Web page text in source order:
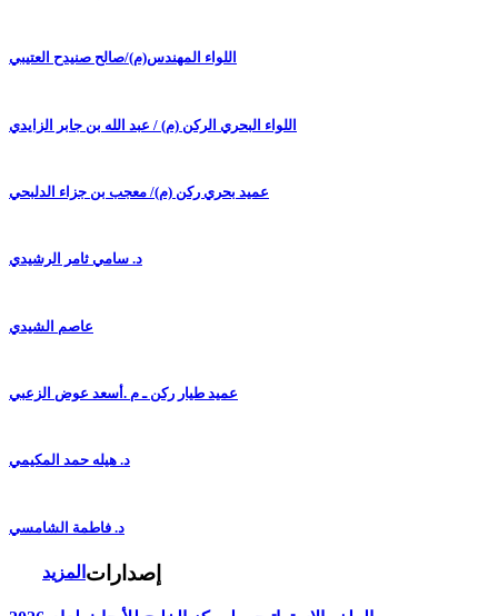
اللواء المهندس(م)/صالح صنيدح العتيبي
اللواء البحري الركن (م) / عبد الله بن جابر الزايدي
عميد بحري ركن (م)/ معجب بن جزاء الدلبحي
د. سامي ثامر الرشيدي
عاصم الشيدي
عميد طيار ركن ـ م .أسعد عوض الزعبي
د. هيله حمد المكيمي
د. فاطمة الشامسي
المزيد إصدارات